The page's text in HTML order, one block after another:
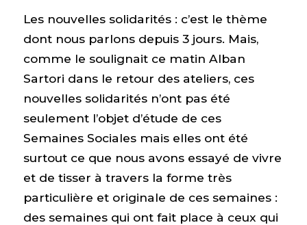
Les nouvelles solidarités : c’est le thème
dont nous parlons depuis 3 jours. Mais,
comme le soulignait ce matin Alban
Sartori dans le retour des ateliers, ces
nouvelles solidarités n’ont pas été
seulement l’objet d’étude de ces
Semaines Sociales mais elles ont été
surtout ce que nous avons essayé de vivre
et de tisser à travers la forme très
particulière et originale de ces semaines :
des semaines qui ont fait place à ceux qui